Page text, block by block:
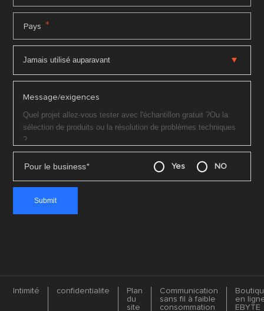
Pays *
Message/exigences
Pour le business* Yes NO
Intimité confidentialite
Plan
du
site
Communication
sans fil à faible
consommation
en
EBYTE